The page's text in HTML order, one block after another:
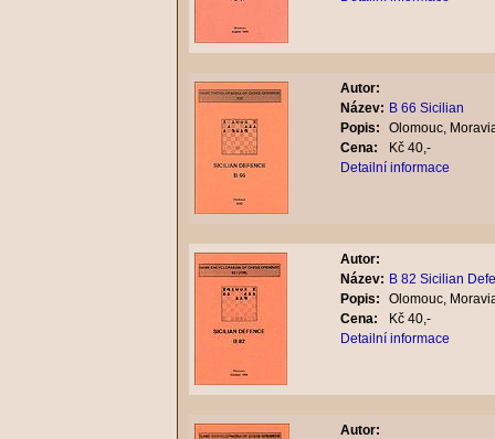
Autor:
Název: B 66 Sicilian
Popis:
Olomouc,
Cena:
Kč 40,-
Detailní informace
Autor:
Název: B 82 Sicilian
Popis:
Olomouc,
Cena:
Kč 40,-
Detailní informace
Autor: